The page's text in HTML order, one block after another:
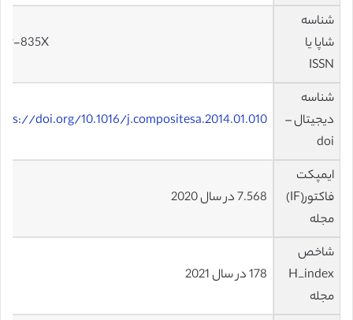
شناسه
شاپا یا
ISSN
835X
شناسه
دیجیتال –
doi
doi.org/10.1016/j.compositesa.2014.01.010
ایمپکت
فاکتور(IF)
مجله
7.568 در سال 2020
شاخص
H_index
مجله
178 در سال 2021